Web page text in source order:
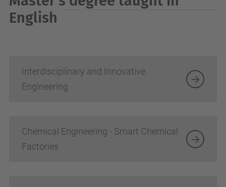
English
Interdisciplinary and Innovative
Engineering
Chemical Engineering - Smart Chemical
Factories